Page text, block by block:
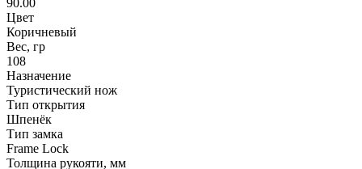
Цвет
Коричневый
Вес, гр
108
Назначение
Туристический нож
Тип открытия
Шпенёк
Тип замка
Frame Lock
Толщина рукояти, мм